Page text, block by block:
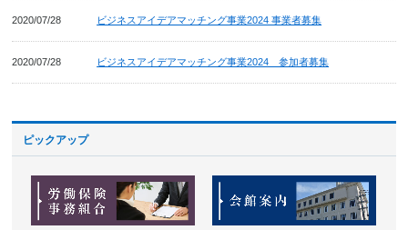
2020/07/28 ビジネスアイデアマッチング事業2024 事業者募集
2020/07/28 ビジネスアイデアマッチング事業2024 参加者募集
ピックアップ